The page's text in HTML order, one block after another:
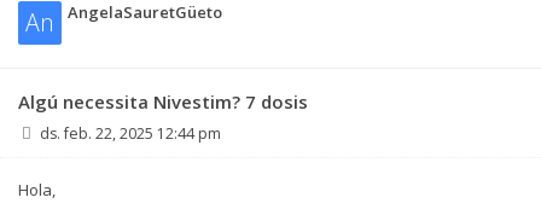
An AngelaSauretGüeto
Algú necessita Nivestim? 7 dosis
ds. feb. 22, 2025 12:44 pm
Hola,